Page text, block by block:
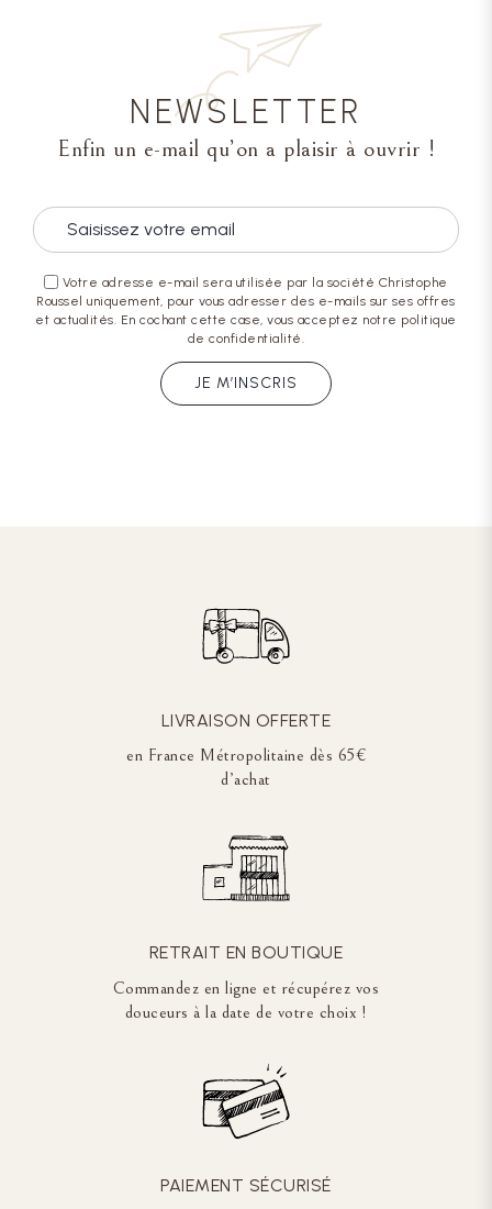
NEWSLETTER
Enfin un e-mail qu’on a plaisir à ouvrir !
Votre adresse e-mail sera utilisée par la société Christophe
Roussel uniquement, pour vous adresser des e-mails sur ses offres
et actualités. En cochant cette case, vous acceptez notre politique
de confidentialité.
JE M’INSCRIS
LIVRAISON OFFERTE
en France Métropolitaine dès 65€
d’achat
RETRAIT EN BOUTIQUE
Commandez en ligne et récupérez vos
douceurs à la date de votre choix !
PAIEMENT SÉCURISÉ